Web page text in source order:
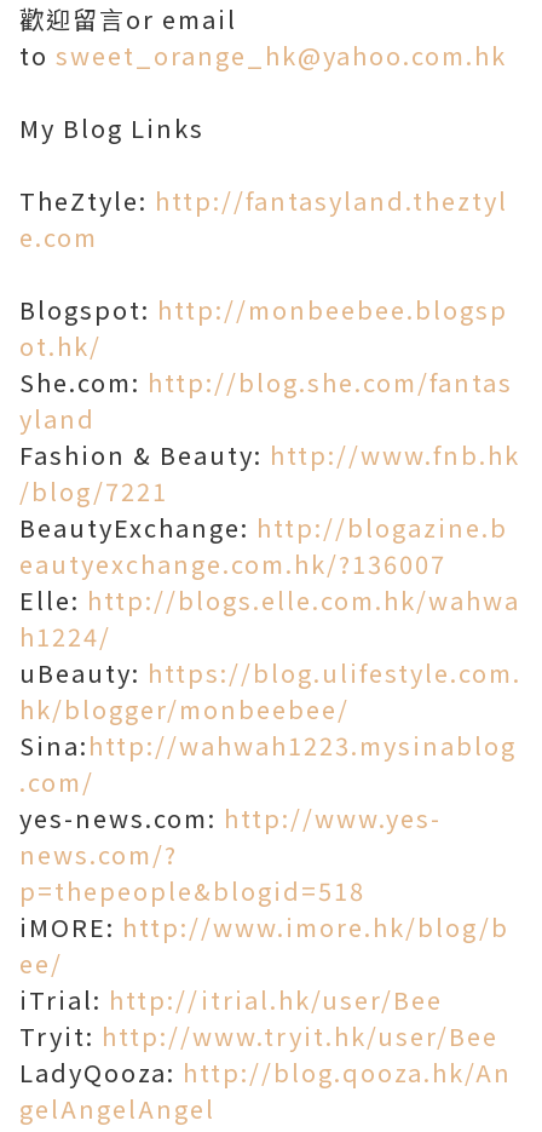
歡迎留言or email
to sweet_orange_hk@yahoo.com.hk
My Blog Links
TheZtyle: http://fantasyland.theztyl
e.com
Blogspot: http://monbeebee.blogsp
ot.hk/
She.com: http://blog.she.com/fantas
yland
Fashion & Beauty: http://www.fnb.hk
/blog/7221
BeautyExchange: http://blogazine.b
eautyexchange.com.hk/?136007
Elle: http://blogs.elle.com.hk/wahwa
h1224/
uBeauty: https://blog.ulifestyle.com.
hk/blogger/monbeebee/
Sina:http://wahwah1223.mysinablog
.com/
yes-news.com: http://www.yes-
news.com/?
p=thepeople&blogid=518
iMORE: http://www.imore.hk/blog/b
ee/
iTrial: http://itrial.hk/user/Bee
Tryit: http://www.tryit.hk/user/Bee
LadyQooza: http://blog.qooza.hk/An
gelAngelAngel